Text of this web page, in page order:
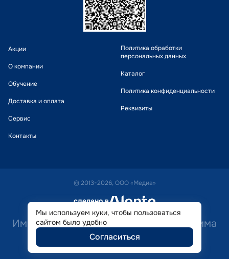
Акции
О компании
Обучение
Доставка и оплата
Сервис
Контакты
Политика обработки
персональных данных
Каталог
Политика конфиденциальности
Реквизиты
© 2013-2026, ООО «Медиа»
сделано в alente
Имеются противопоказания. Необходима
консультация специалиста.
Мы используем куки, чтобы пользоваться
сайтом было удобно
Согласиться